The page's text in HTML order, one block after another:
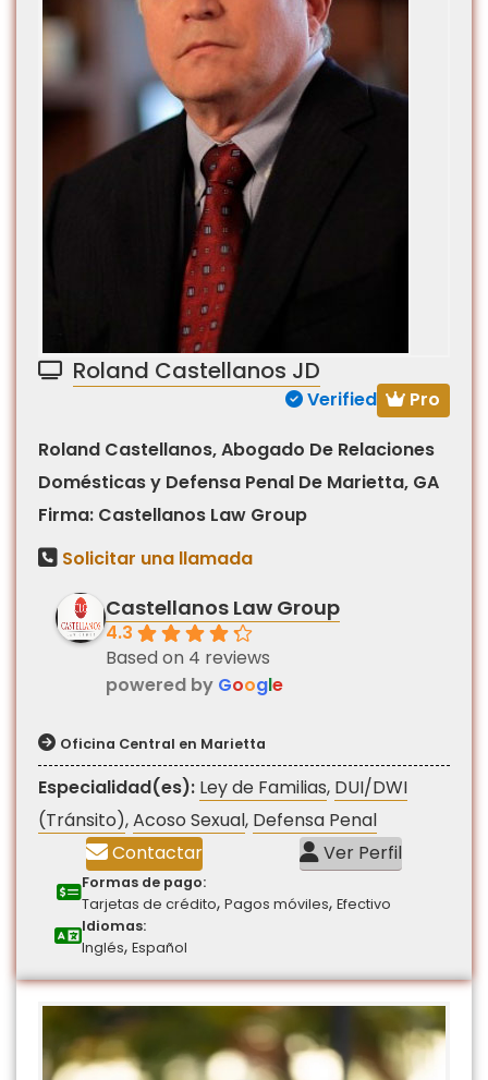
Roland Castellanos JD
Verified
Pro
Roland Castellanos, Abogado De Relaciones
Domésticas y Defensa Penal De Marietta, GA
Firma: Castellanos Law Group
Solicitar una llamada
Castellanos Law Group
4.3
Based on 4 reviews
powered by Google
Oficina Central en Marietta
Especialidad(es): Ley de Familias, DUI/DWI
(Tránsito),Acoso Sexual, Defensa Penal
Contactar
Ver Perfil
Formas de pago:
Tarjetas de crédito, Pagos móviles, Efectivo
Idiomas:
Inglés, Español